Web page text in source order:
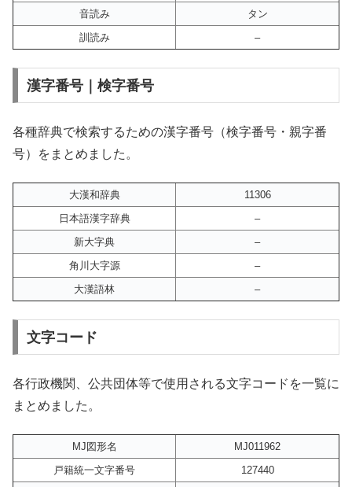
音読み
タン
訓読み
–
漢字番号｜検字番号
各種辞典で検索するための漢字番号（検字番号・親字番
号）をまとめました。
大漢和辞典
11306
日本語漢字辞典
–
新大字典
–
角川大字源
–
大漢語林
–
文字コード
各行政機関、公共団体等で使用される文字コードを一覧に
まとめました。
MJ図形名
MJ011962
戸籍統一文字番号
127440